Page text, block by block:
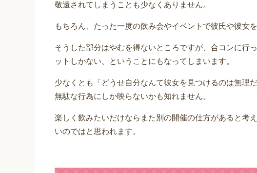
敬遠されてしまうことも少なくありません。
もちろん、たった一度の飲み会やイベントで彼氏や彼女
そうした部分はやむを得ないところですが、合コンに行
ットしかない、ということにもなってしまいます。
少なくとも「どうせ自分なんて彼女を見つけるのは無理
無駄な行為にしか映らないかも知れません。
楽しく飲みたいだけならまた別の開催の仕方があると考
いのではと思われます。